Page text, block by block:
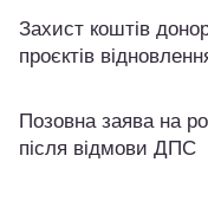
Захист коштів
проєктів
Позовна заява на
після відмови ДПС